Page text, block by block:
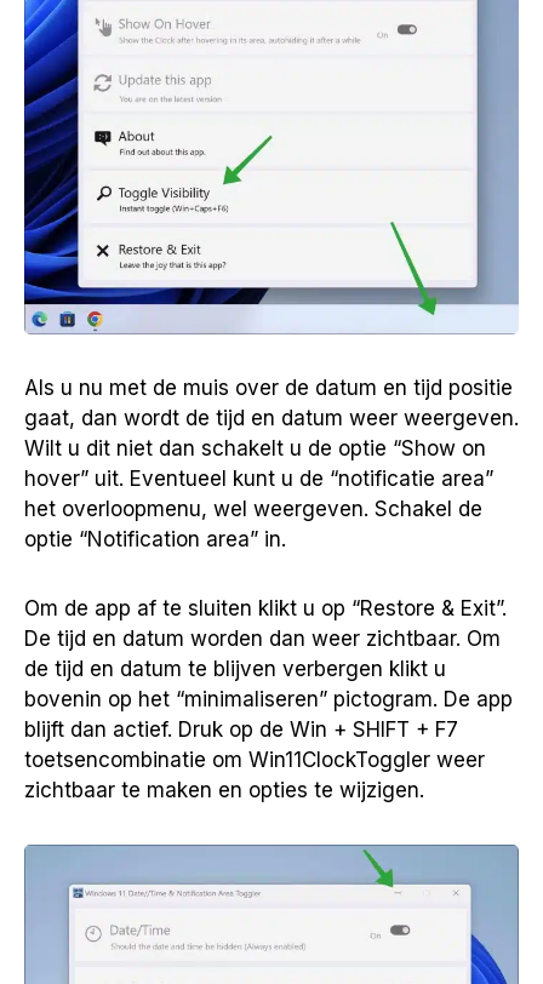
Als u nu met de muis over de datum en tijd positie
gaat, dan wordt de tijd en datum weer weergeven.
Wilt u dit niet dan schakelt u de optie “Show on
hover” uit. Eventueel kunt u de “notificatie area”
het overloopmenu, wel weergeven. Schakel de
optie “Notification area” in.
Om de app af te sluiten klikt u op “Restore & Exit”.
De tijd en datum worden dan weer zichtbaar. Om
de tijd en datum te blijven verbergen klikt u
bovenin op het “minimaliseren” pictogram. De app
blijft dan actief. Druk op de Win + SHIFT + F7
toetsencombinatie om Win11ClockToggler weer
zichtbaar te maken en opties te wijzigen.